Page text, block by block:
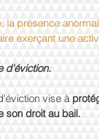
la présence
exerçant une
d'éviction.
vise à
son droit au bail.